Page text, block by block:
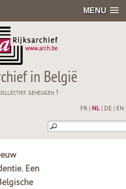
MENU
in België
geheugen !
FR NL| DE EN
Een